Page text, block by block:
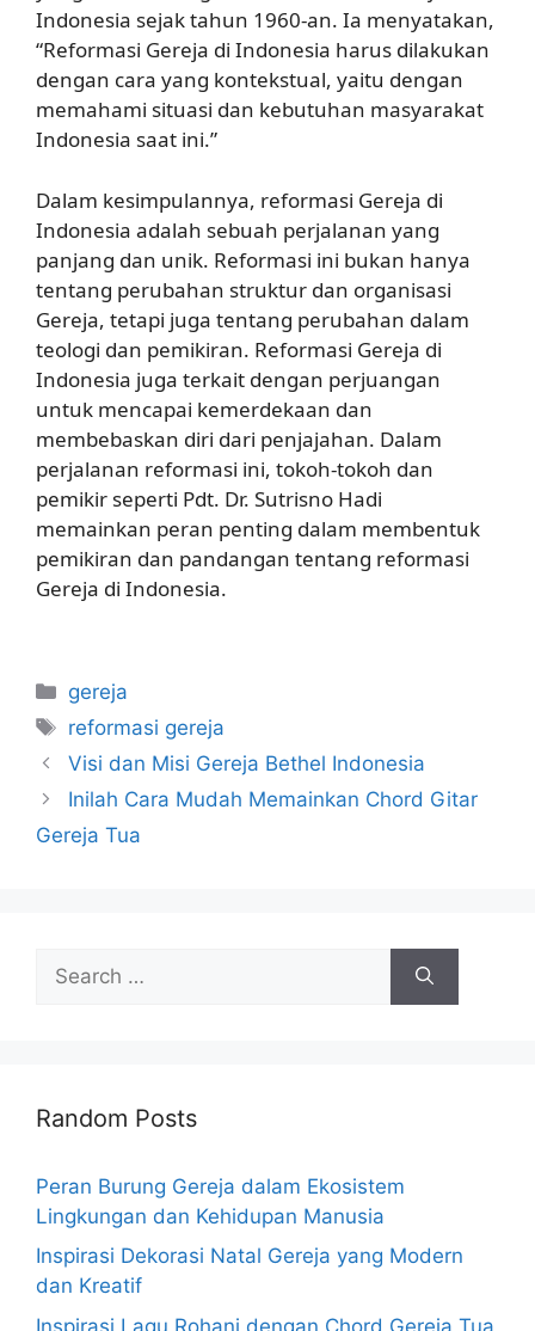
Indonesia sejak tahun 1960-an. Ia menyatakan,
“Reformasi Gereja di Indonesia harus dilakukan
dengan cara yang kontekstual, yaitu dengan
memahami situasi dan kebutuhan masyarakat
Indonesia saat ini.”
Dalam kesimpulannya, reformasi Gereja di
Indonesia adalah sebuah perjalanan yang
panjang dan unik. Reformasi ini bukan hanya
tentang perubahan struktur dan organisasi
Gereja, tetapi juga tentang perubahan dalam
teologi dan pemikiran. Reformasi Gereja di
Indonesia juga terkait dengan perjuangan
untuk mencapai kemerdekaan dan
membebaskan diri dari penjajahan. Dalam
perjalanan reformasi ini, tokoh-tokoh dan
pemikir seperti Pdt. Dr. Sutrisno Hadi
memainkan peran penting dalam membentuk
pemikiran dan pandangan tentang reformasi
Gereja di Indonesia.
Categories
gereja
Tags
reformasi gereja
Visi dan Misi Gereja Bethel Indonesia
Inilah Cara Mudah Memainkan Chord Gitar
Gereja Tua
for:
Random Posts
Peran Burung Gereja dalam Ekosistem
Lingkungan dan Kehidupan Manusia
Inspirasi Dekorasi Natal Gereja yang Modern
dan Kreatif
Inspirasi Lagu Rohani dengan Chord Gereja Tua